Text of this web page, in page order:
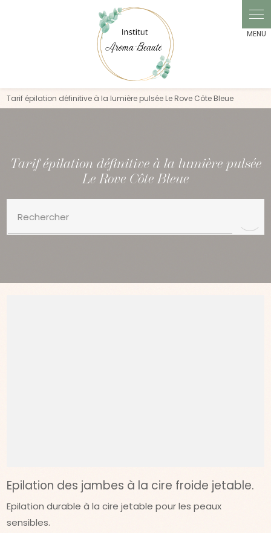
Tarif épilation définitive à la lumière pulsée Le Rove Côte Bleue
Tarif épilation définitive à la lumière pulsée
Le Rove Côte Bleue
Rechercher
Epilation des jambes à la cire froide jetable.
Epilation durable à la cire jetable pour les peaux
sensibles.